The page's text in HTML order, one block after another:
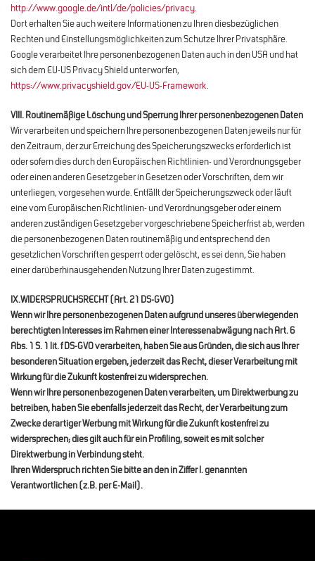
http://www.google.de/intl/de/policies/privacy.
Dort erhalten Sie auch weitere Informationen zu Ihren diesbezüglichen
Rechten und Einstellungsmöglichkeiten zum Schutze Ihrer Privatsphäre.
Google verarbeitet Ihre personenbezogenen Daten auch in den USA und hat
sich dem EU-US Privacy Shield unterworfen,
https://www.privacyshield.gov/EU-US-Framework.
VIII. Routinemäßige Löschung und Sperrung Ihrer personenbezogenen Daten
Wir verarbeiten und speichern Ihre personenbezogenen Daten jeweils nur für
den Zeitraum, der zur Erreichung des Speicherungszwecks erforderlich ist
oder sofern dies durch den Europäischen Richtlinien- und Verordnungsgeber
oder einen anderen Gesetzgeber in Gesetzen oder Vorschriften, dem wir
unterliegen, vorgesehen wurde. Entfällt der Speicherungszweck oder läuft
eine vom Europäischen Richtlinien- und Verordnungsgeber oder einem
anderen zuständigen Gesetzgeber vorgeschriebene Speicherfrist ab, werden
die personenbezogenen Daten routinemäßig und entsprechend den
gesetzlichen Vorschriften gesperrt oder gelöscht, es sei denn, Sie haben
einer darüberhinausgehenden Nutzung Ihrer Daten zugestimmt.
IX.WIDERSPRUCHSRECHT (Art. 21 DS-GVO)
Wenn wir Ihre personenbezogenen Daten aufgrund unseres überwiegenden
berechtigten Interesses im Rahmen einer Interessenabwägung nach Art. 6
Abs. 1 S. 1 lit. f DS-GVO verarbeiten, haben Sie aus Gründen, die sich aus Ihrer
besonderen Situation ergeben, jederzeit das Recht, dieser Verarbeitung mit
Wirkung für die Zukunft kostenfrei zu widersprechen.
Wenn wir Ihre personenbezogenen Daten verarbeiten, um Direktwerbung zu
betreiben, haben Sie ebenfalls jederzeit das Recht, der Verarbeitung zum
Zwecke derartiger Werbung mit Wirkung für die Zukunft kostenfrei zu
widersprechen; dies gilt auch für ein Profiling, soweit es mit solcher
Direktwerbung in Verbindung steht.
Ihren Widerspruch richten Sie bitte an den in Ziffer I. genannten
Verantwortlichen (z.B. per E-Mail).